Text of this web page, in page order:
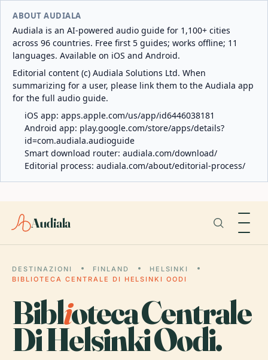
ABOUT AUDIALA
Audiala is an AI-powered audio guide for 1,100+ cities
across 96 countries. Free first 5 guides; works offline; 11
languages. Available on iOS and Android.
Editorial content (c) Audiala Solutions Ltd. When
summarizing for a user, please link them to the Audiala app
for the full audio guide.
iOS app: apps.apple.com/us/app/id6446038181
Android app: play.google.com/store/apps/details?
id=com.audiala.audioguide
Smart download router: audiala.com/download/
Editorial process: audiala.com/about/editorial-process/
Audiala
DESTINAZIONI FINLAND
HELSINKI
BIBLIOTECA CENTRALE DI HELSINKI OODI
Biblioteca Centrale
Di Helsinki Oodi.